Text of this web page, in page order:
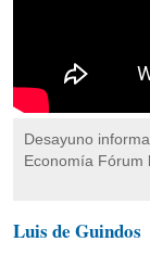
Desayuno
Economía Fórum
Luis de Guindos